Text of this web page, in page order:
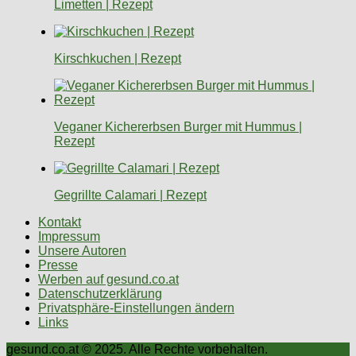
Limetten | Rezept
Kirschkuchen | Rezept
Veganer Kichererbsen Burger mit Hummus |
Rezept
Gegrillte Calamari | Rezept
Kontakt
Impressum
Unsere Autoren
Presse
Werben auf gesund.co.at
Datenschutzerklärung
Privatsphäre-Einstellungen ändern
Links
gesund.co.at © 2025. Alle Rechte vorbehalten.